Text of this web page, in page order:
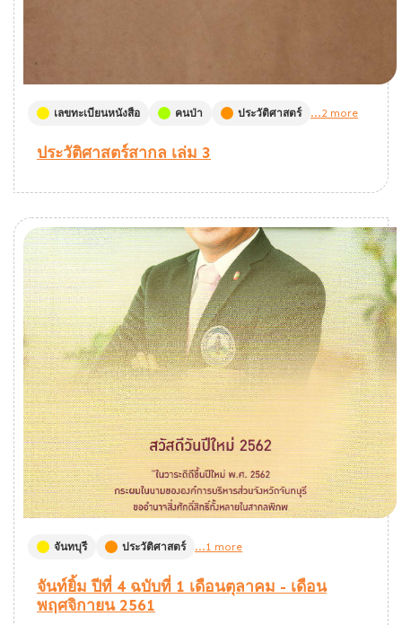
เลขทะเบียนหนังสือ คนป่า ประวัติศาสตร์ ...2 more
ประวัติศาสตร์สากล เล่ม 3
จันทบุรี ประวัติศาสตร์ ...1 more
จันท์ยิ้ม ปีที่ 4 ฉบับที่ 1 เดือนตุลาคม - เดือน
พฤศจิกายน 2561